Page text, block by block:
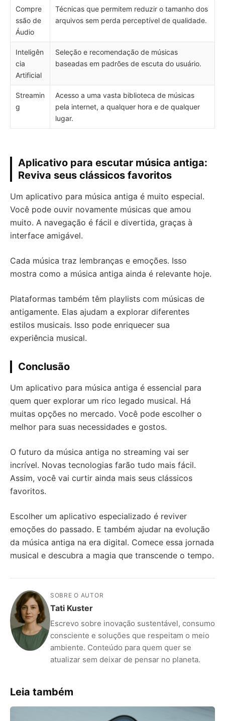
Compre
ssão de
Áudio
Técnicas que permitem reduzir o tamanho dos
arquivos sem perda perceptível de qualidade.
Inteligên
cia
Artificial
Seleção e recomendação de músicas
baseadas em padrões de escuta do usuário.
Streamin
g
Acesso a uma vasta biblioteca de músicas
pela internet, a qualquer hora e de qualquer
lugar.
Aplicativo para escutar música antiga:
Reviva seus clássicos favoritos
Um aplicativo para música antiga é muito especial.
Você pode ouvir novamente músicas que amou
muito. A navegação é fácil e divertida, graças à
interface amigável.
Cada música traz lembranças e emoções. Isso
mostra como a música antiga ainda é relevante hoje.
Plataformas também têm playlists com músicas de
antigamente. Elas ajudam a explorar diferentes
estilos musicais. Isso pode enriquecer sua
experiência musical.
Conclusão
Um aplicativo para música antiga é essencial para
quem quer explorar um rico legado musical. Há
muitas opções no mercado. Você pode escolher o
melhor para suas necessidades e gostos.
O futuro da música antiga no streaming vai ser
incrível. Novas tecnologias farão tudo mais fácil.
Assim, você vai curtir ainda mais seus clássicos
favoritos.
Escolher um aplicativo especializado é reviver
emoções do passado. E também ajudar na evolução
da música antiga na era digital. Comece essa jornada
musical e descubra a magia que transcende o tempo.
SOBRE O AUTOR
Tati Kuster
Escrevo sobre inovação sustentável, consumo
consciente e soluções que respeitam o meio
ambiente. Conteúdo para quem quer se
atualizar sem deixar de pensar no planeta.
Leia também